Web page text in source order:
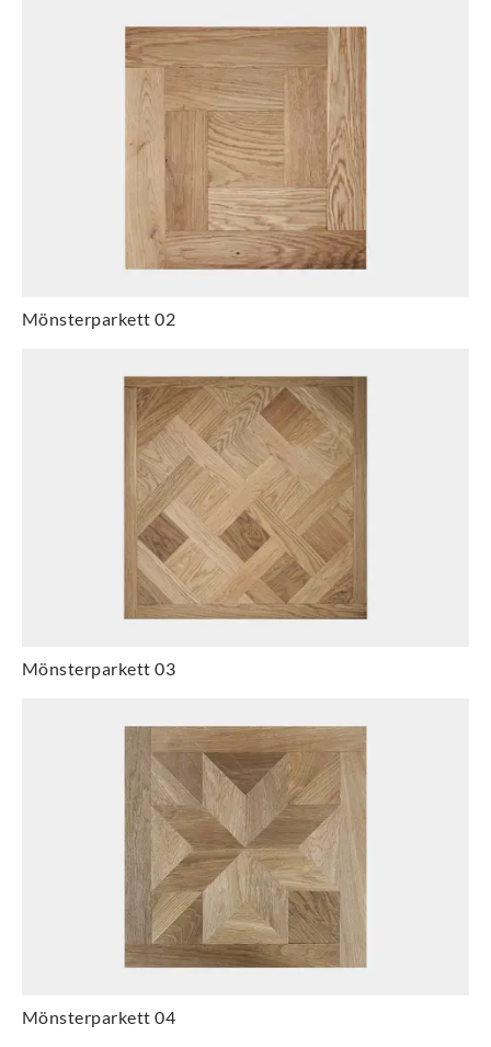
Mönsterparkett 02
Mönsterparkett 03
Mönsterparkett 04